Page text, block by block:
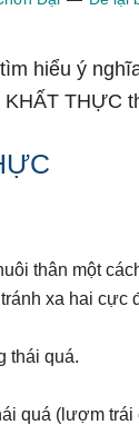
hiểu ý
THỰC
thân một
xa hai cực
thái quá.
quá (lượm